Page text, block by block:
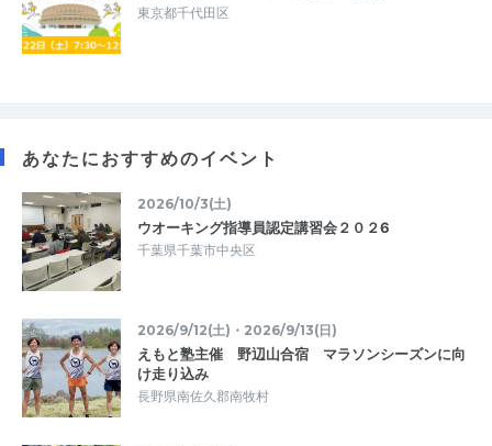
東京都千代田区
あなたにおすすめのイベント
2026/10/3(土)
ウオーキング指導員認定講習会２０２6
千葉県千葉市中央区
2026/9/12(土)・2026/9/13(日)
えもと塾主催 野辺山合宿 マラソンシーズンに向
け走り込み
長野県南佐久郡南牧村